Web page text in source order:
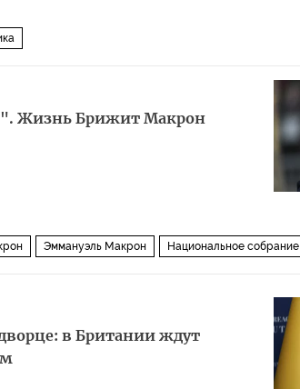
Жизнь Брижит Макрон
Эммануэль Макрон Национальное собрание
в Британии ждут